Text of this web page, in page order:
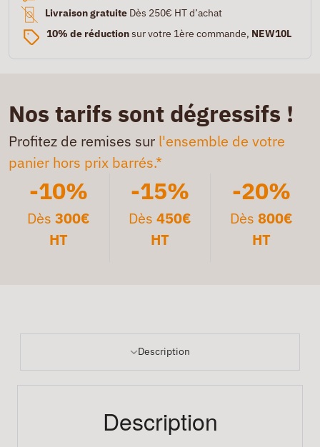
Livraison gratuite Dès 250€ HT d’achat
10% de réductionsur votre 1ère commande, NEW10L
Nos tarifs sont dégressifs !
Profitez de remises sur l'ensemble de votre
panier hors prix barrés.*
-10%
Dès300€
HT
-15%
Dès 450€
HT
-20%
Dès 800€
HT
Description
Description